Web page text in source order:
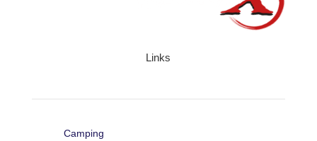
Links
Camping